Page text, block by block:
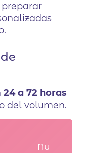
preparar
24 a 72 horas
del volumen.
Nu